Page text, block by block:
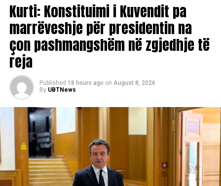
RELATED TOPICS: UKSHIN HOTI ALBIN KURTI AVNI DEHARI
UP NEXT
Kim Jong-un e pranon, shteti i tij po përballet me
mungesa të ushqimit
DON'T MISS
Bie numri i gjobave për mosrespektim të Ligjit për
Pandeminë, 14 qytetarë dënohen për 24 orë
Kurti: Konstituimi i Kuvendit pa
marrëveshje për presidentin na
çon pashmangshëm në zgjedhje të
reja
Published 18 hours ago on August 8, 2026
By UBTNews